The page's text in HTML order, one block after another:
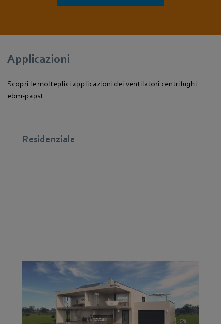
Applicazioni
Scopri le molteplici applicazioni dei ventilatori centrifughi
ebm‑papst
Residenziale
Ventilazione residenziale centralizzata
Ventilazione residenziale decentralizzata
Pompe di calore